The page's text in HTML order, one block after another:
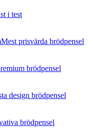
i test
Mest prisvärda brödpensel
brödpensel
design brödpensel
brödpensel